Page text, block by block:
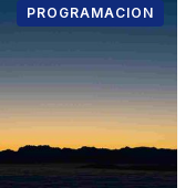
PROGRAMACION